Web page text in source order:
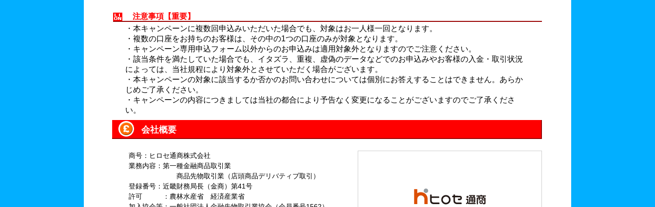
注意事項【重要】
・本キャンペーンに複数回申込みいただいた場合でも、対象はお一人様一回となります。
・複数の口座をお持ちのお客様は、その中の1つの口座のみが対象となります。
・キャンペーン専用申込フォーム以外からのお申込みは適用対象外となりますのでご注意ください。
・該当条件を満たしていた場合でも、イタズラ、重複、虚偽のデータなどでのお申込みやお客様の入金・取引状況
によっては、当社規程により対象外とさせていただく場合がございます。
・本キャンペーンの対象に該当するか否かのお問い合わせについては個別にお答えすることはできません。あらか
じめご了承ください。
・キャンペーンの内容につきましては当社の都合により予告なく変更になることがございますのでご了承くださ
い。
会社概要
商号：ヒロセ通商株式会社
業務内容：第一種金融商品取引業
商品先物取引業（店頭商品デリバティブ取引）
登録番号：近畿財務局長（金商）第41号
許可 ：農林水産省 経済産業省